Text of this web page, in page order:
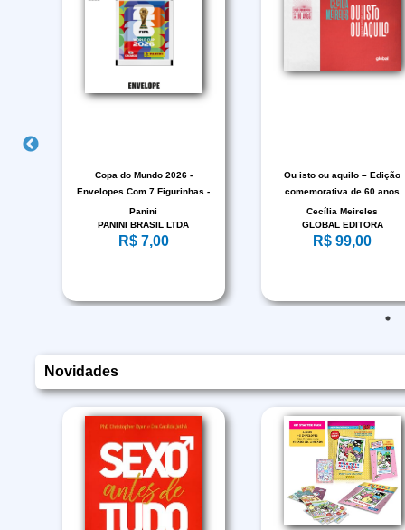
Copa do Mundo 2026 -
Envelopes Com 7 Figurinhas -
FIFA WORLD CUP 2026™
Panini
PANINI BRASIL LTDA
R$ 7,00
Ou isto ou aquilo – Edição
comemorativa de 60 anos
Cecília Meireles
GLOBAL EDITORA
R$ 99,00
Novidades